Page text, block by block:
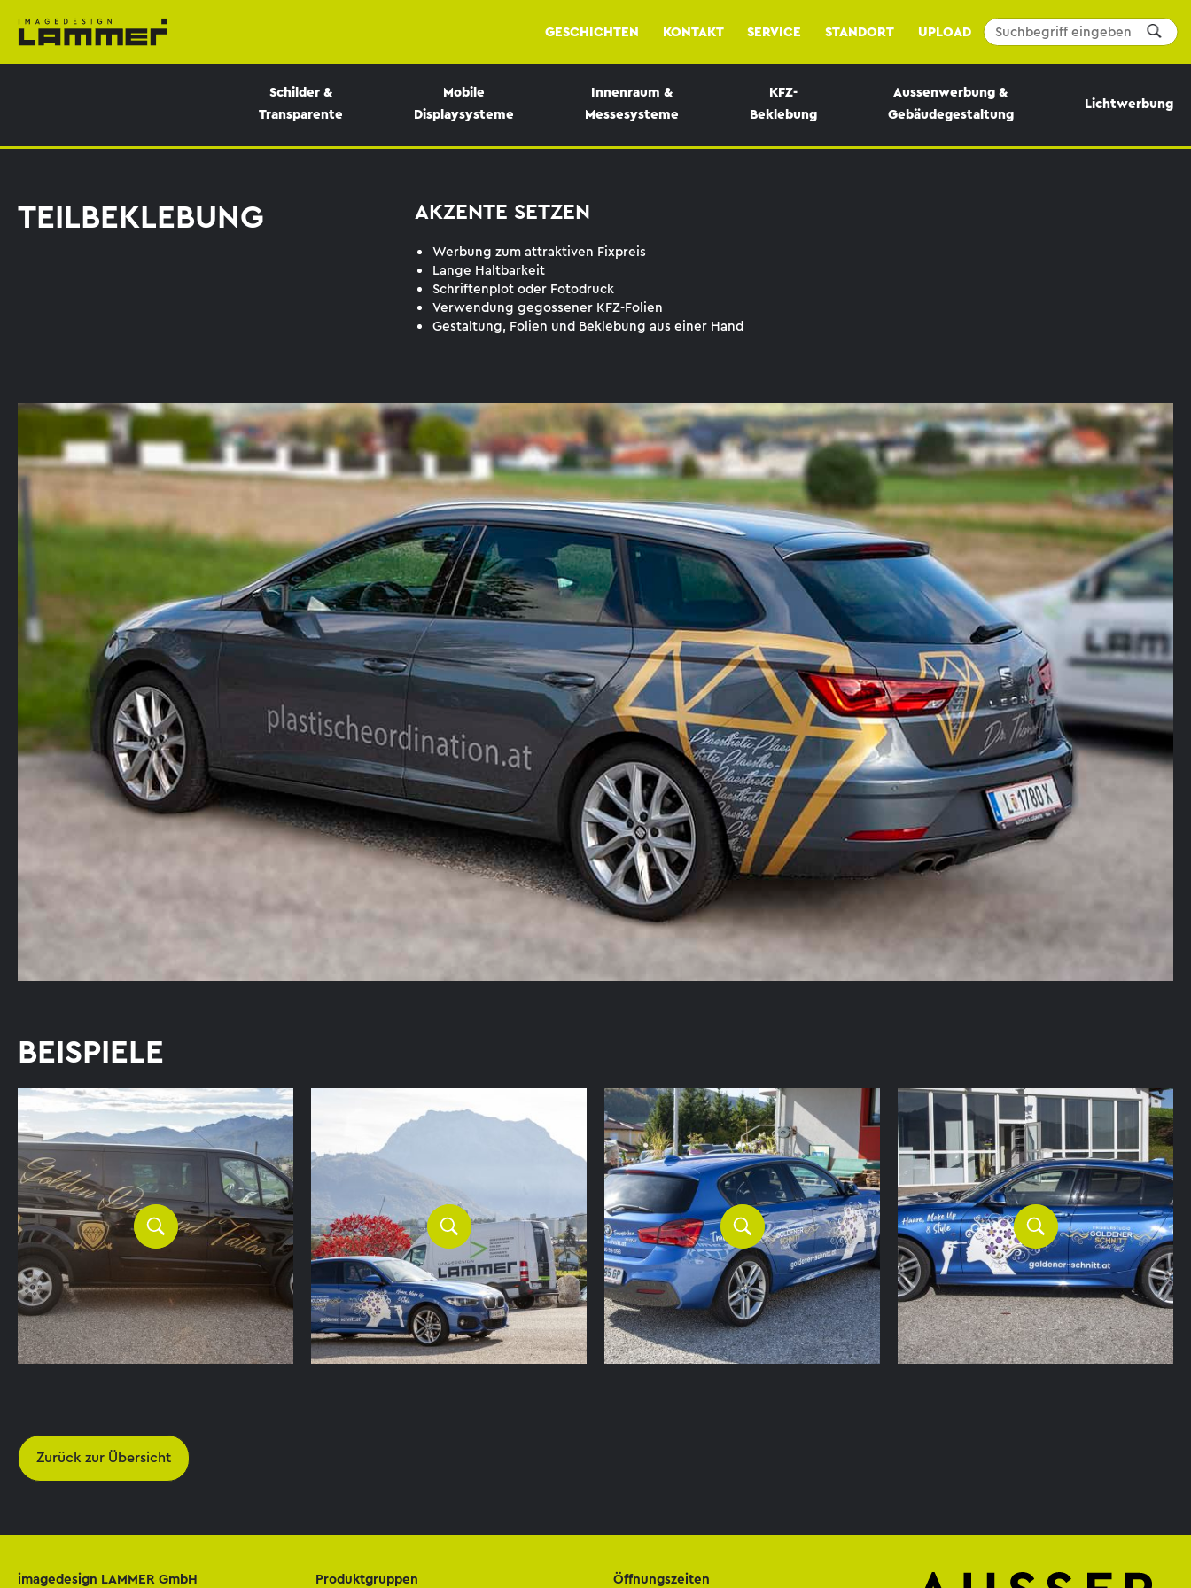
GESCHICHTEN KONTAKT SERVICE STANDORT UPLOAD
Schilder &
Transparente
Mobile
Displaysysteme
Innenraum &
Messesysteme
KFZ-
Beklebung
Aussenwerbung &
Gebäudegestaltung
Lichtwerbung
TEILBEKLEBUNG AKZENTE SETZEN
Werbung zum attraktiven Fixpreis
Lange Haltbarkeit
Schriftenplot oder Fotodruck
Verwendung gegossener KFZ-Folien
Gestaltung, Folien und Beklebung aus einer Hand
BEISPIELE
Zurück zur Übersicht
imagedesign LAMMER GmbH Produktgruppen Öffnungszeiten